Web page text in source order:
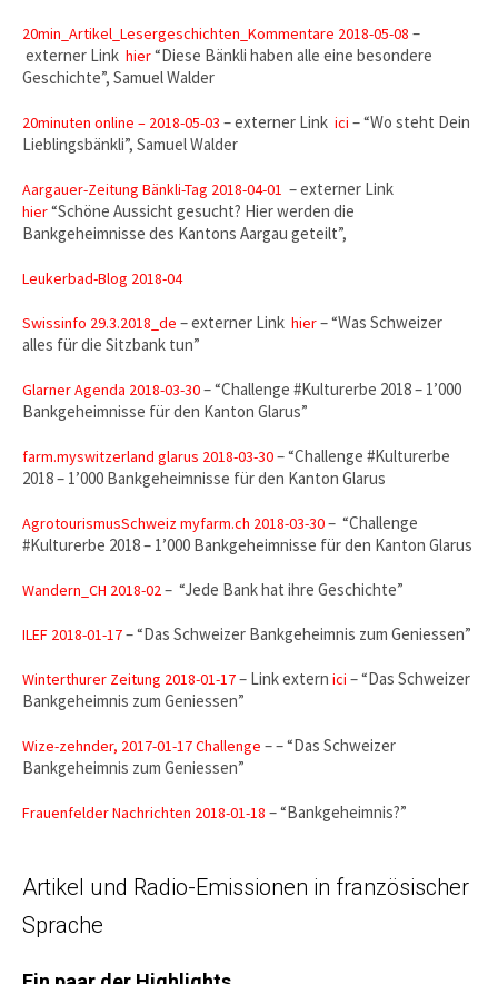
20min_Artikel_Lesergeschichten_Kommentare 2018-05-08 –
externer Linkhier“Diese Bänkli haben alle eine besondere
Geschichte”, Samuel Walder
20minuten online – 2018-05-03 – externer Linkici – “Wo steht Dein
Lieblingsbänkli”, Samuel Walder
Aargauer-Zeitung Bänkli-Tag 2018-04-01 – externer Link
hier“Schöne Aussicht gesucht? Hier werden die
Bankgeheimnisse des Kantons Aargau geteilt”,
Leukerbad-Blog 2018-04
Swissinfo 29.3.2018_de – externer Linkhier– “Was Schweizer
alles für die Sitzbank tun”
Glarner Agenda 2018-03-30– “Challenge #Kulturerbe 2018 – 1’000
Bankgeheimnisse für den Kanton Glarus”
farm.myswitzerland glarus 2018-03-30– “Challenge #Kulturerbe
2018 – 1’000 Bankgeheimnisse für den Kanton Glarus
AgrotourismusSchweiz myfarm.ch 2018-03-30– “Challenge
#Kulturerbe 2018 – 1’000 Bankgeheimnisse für den Kanton Glarus
Wandern_CH 2018-02– “Jede Bank hat ihre Geschichte”
ILEF 2018-01-17– “Das Schweizer Bankgeheimnis zum Geniessen”
Winterthurer Zeitung 2018-01-17– Link externici – “Das Schweizer
Bankgeheimnis zum Geniessen”
Wize-zehnder, 2017-01-17 Challenge – – “Das Schweizer
Bankgeheimnis zum Geniessen”
Frauenfelder Nachrichten 2018-01-18 – “Bankgeheimnis?”
Artikel und Radio-Emissionen in französischer
Sprache